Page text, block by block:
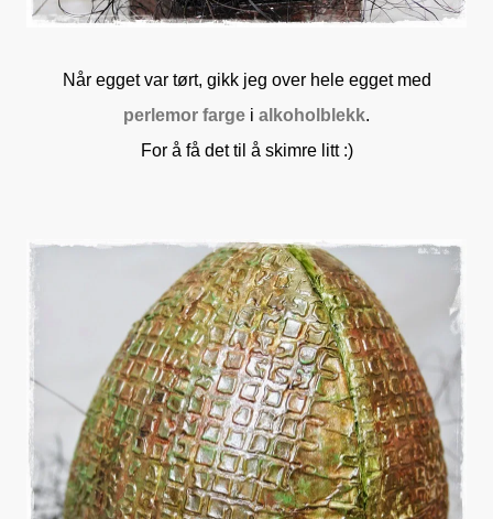
Når egget var tørt, gikk jeg over hele egget med
perlemor farge i alkoholblekk.
For å få det til å skimre litt :)